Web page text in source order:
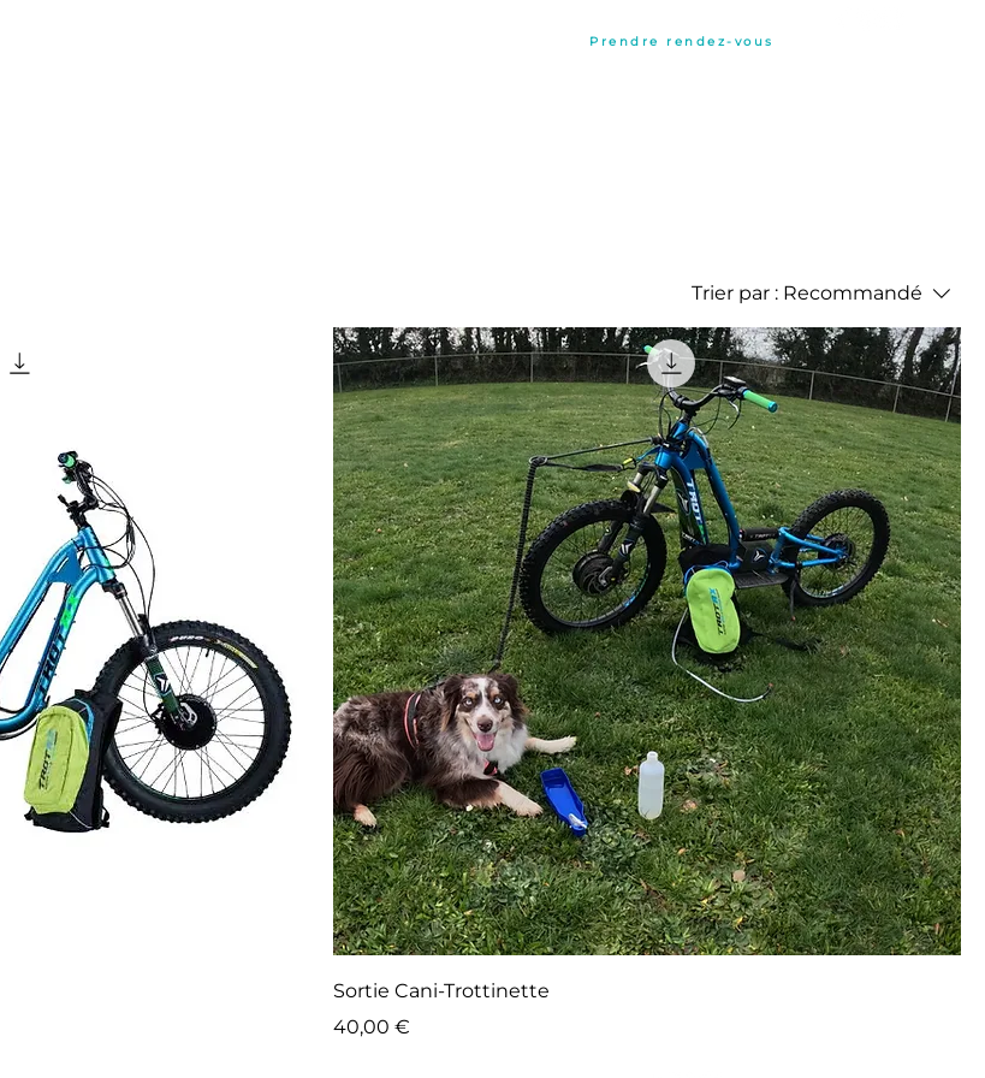
Prendre rendez-vous
Trier par : Recommandé
Sortie Cani-Trottinette
Prix
40,00 €